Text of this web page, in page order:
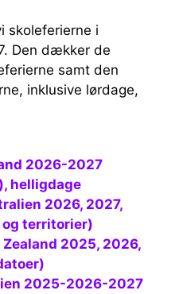
skoleferierne i
Den dækker de
samt den
inklusive lørdage,
helligdage
territorier)